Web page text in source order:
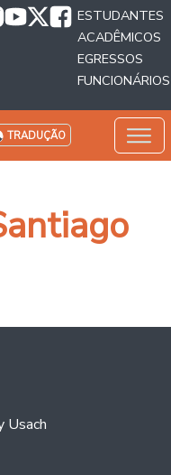
ESTUDANTES
ACADÊMICOS
EGRESSOS
FUNCIONÁRIOS
TRADUÇÃO
Usach